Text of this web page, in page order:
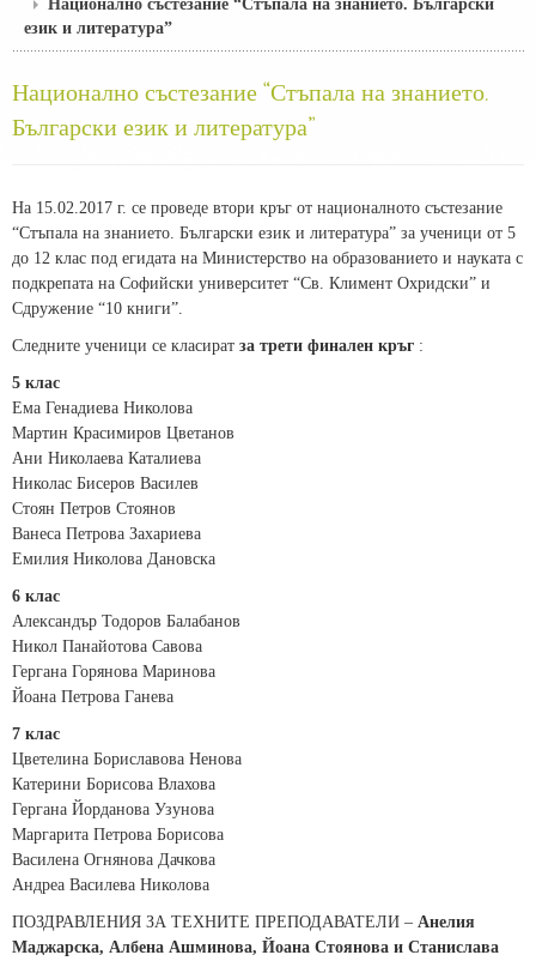
Национално състезание “Стъпала на знанието. Български
език и литература”
Национално състезание “Стъпала на знанието.
Български език и литература”
На 15.02.2017 г. се проведе втори кръг от националното състезание
“Стъпала на знанието. Български език и литература” за ученици от 5
до 12 клас под егидата на Министерство на образованието и науката с
подкрепата на Софийски университет “Св. Климент Охридски” и
Сдружение “10 книги”.
Следните ученици се класират за трети финален кръг :
5 клас
Ема Генадиева Николова
Мартин Красимиров Цветанов
Ани Николаева Каталиева
Николас Бисеров Василев
Стоян Петров Стоянов
Ванеса Петрова Захариева
Емилия Николова Дановска
6 клас
Александър Тодоров Балабанов
Никол Панайотова Савова
Гергана Горянова Маринова
Йоана Петрова Ганева
7 клас
Цветелина Бориславова Ненова
Катерини Борисова Влахова
Гергана Йорданова Узунова
Маргарита Петрова Борисова
Василена Огнянова Дачкова
Андреа Василева Николова
ПОЗДРАВЛЕНИЯ ЗА ТЕХНИТЕ ПРЕПОДАВАТЕЛИ – Анелия
Маджарска, Албена Ашминова, Йоана Стоянова и Станислава